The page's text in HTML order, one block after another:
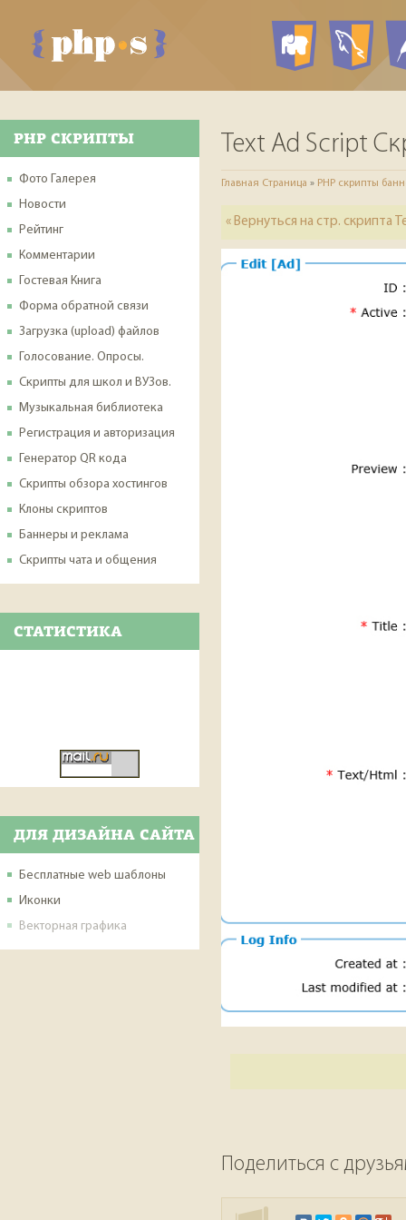
PHP
PHP СКРИПТЫ
Фото Галерея
Новости
Рейтинг
Комментарии
Гостевая Книга
Форма обратной связи
Загрузка (upload) файлов
Голосование. Опросы.
Скрипты для школ и ВУЗов.
Музыкальная библиотека
Регистрация и авторизация
Генератор QR кода
Скрипты обзора хостингов
Клоны скриптов
Баннеры и реклама
Скрипты чата и общения
СТАТИСТИКА
ДЛЯ ДИЗАЙНА САЙТА
Бесплатные web шаблоны
Иконки
Векторная графика
Text Ad Script
Главная Страница » PHP скрипты
« Вернуться на стр. скрипта
Поделиться с